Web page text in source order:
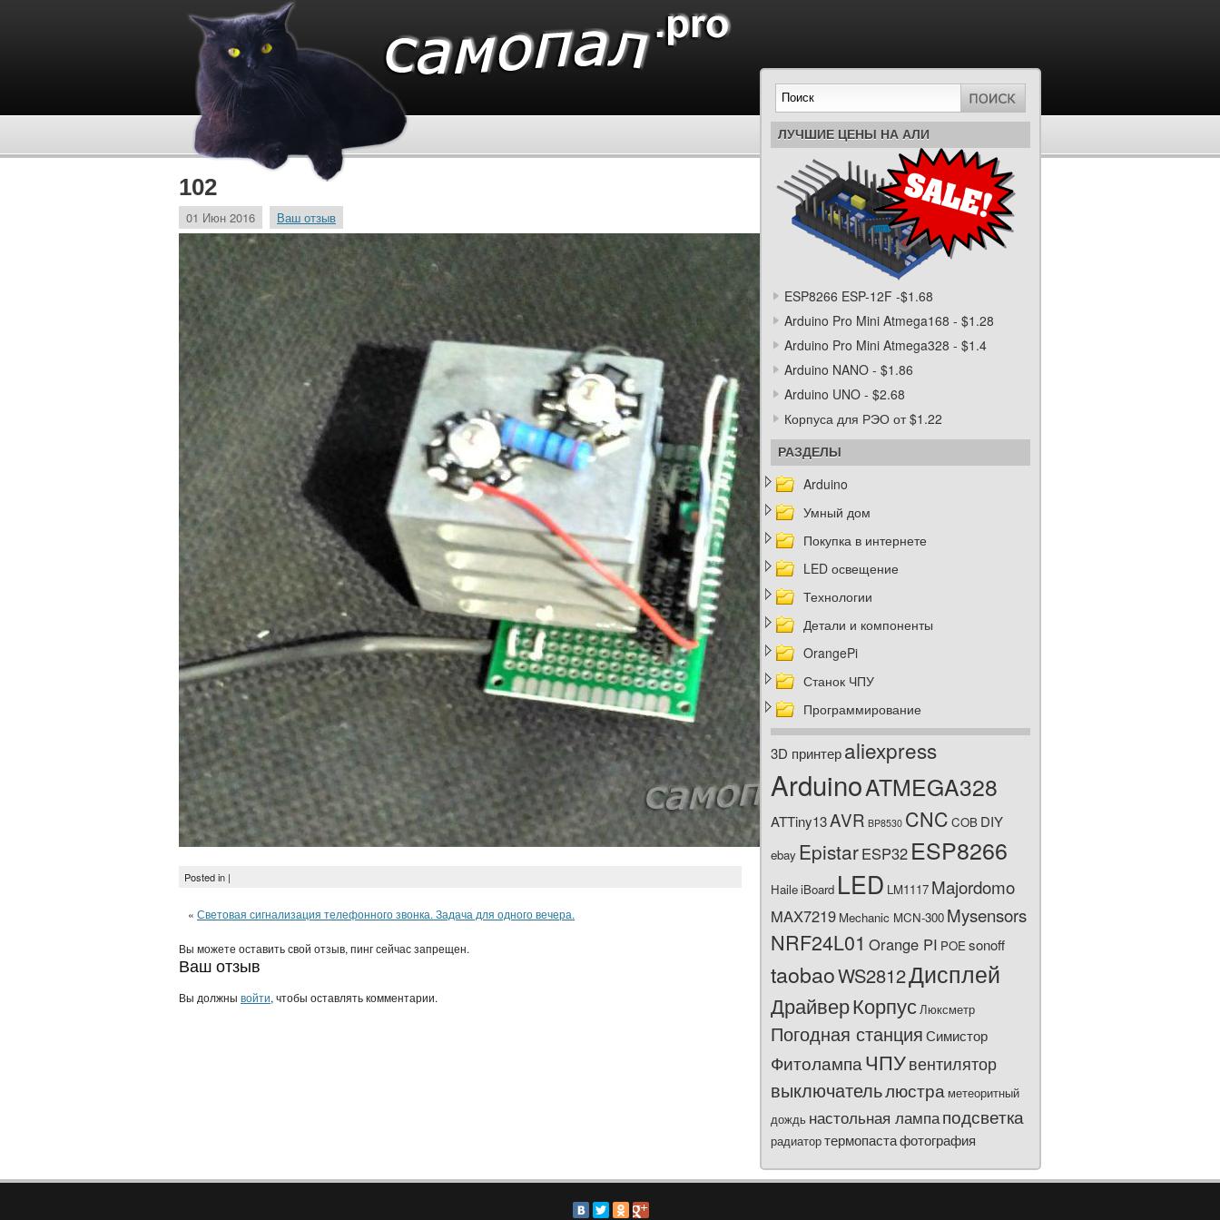
102
01 Июн 2016 Ваш отзыв
Posted in |
« Световая сигнализация телефонного звонка. Задача для одного вечера.
Вы можете оставить свой отзыв, пинг сейчас запрещен.
Ваш отзыв
Вы должны войти, чтобы оставлять комментарии.
ЛУЧШИЕ ЦЕНЫ НА АЛИ
ESP8266 ESP-12F -$1.68
Arduino Pro Mini Atmega168 - $1.28
Arduino Pro Mini Atmega328 - $1.4
Arduino NANO - $1.86
Arduino UNO - $2.68
Корпуса для РЭО от $1.22
РАЗДЕЛЫ
Arduino
Умный дом
Покупка в интернете
LED освещение
Технологии
Детали и компоненты
OrangePi
Станок ЧПУ
Программирование
3D принтерaliexpress
ArduinoATMEGA328
ATTiny13AVR BP8530 CNC COB DIY
ebay EpistarESP32 ESP8266
HaileiBoard LED LM1117 Majordomo
MAX7219 Mechanic MCN-300 Mysensors
NRF24L01 Orange PI POEsonoff
taobaoWS2812Дисплей
ДрайверКорпусЛюксметр
Погодная станцияСимистор
ФитолампаЧПУвентилятор
выключательлюстра метеоритный
дождь настольная лампаподсветка
радиатортермопастафотография